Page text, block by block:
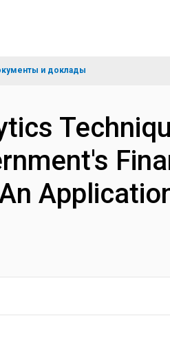
и доклады